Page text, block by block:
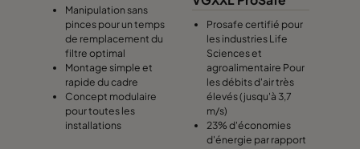
Manipulation sans
pinces pour un temps
de remplacement du
filtre optimal
Montage simple et
rapide du cadre
Concept modulaire
pour toutes les
installations
Prosafe certifié pour
les industries Life
Sciences et
agroalimentaire Pour
les débits d'air très
élevés (jusqu'à 3,7
m/s)
23% d'économies
d'énergie par rapport